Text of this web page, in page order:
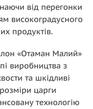
від перегонки
високоградусного
продуктів.
«Отаман Малий»
виробництва з
та шкідливі
царги
технологію